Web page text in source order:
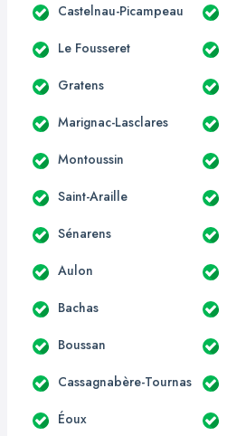
Castelnau-Picampeau
Le Fousseret
Gratens
Marignac-Lasclares
Montoussin
Saint-Araille
Sénarens
Aulon
Bachas
Boussan
Cassagnabère-Tournas
Éoux